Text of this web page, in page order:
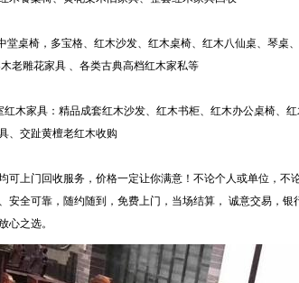
堂桌椅，多宝格、红木沙发、红木桌椅、红木八仙桌、琴桌
老雕花家具 、各类古典高档红木家私等
红木家具：精品成套红木沙发、红木书柜、红木办公桌椅、
、交趾黄檀老红木收购
可上门回收服务，价格一定让你满意！不论个人或单位，不
安全可靠，随约随到，免费上门，当场结算， 诚意交易，
心之选。